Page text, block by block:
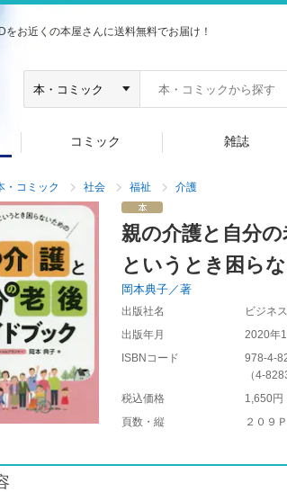
お近くの本屋さんに送料無料でお届け！
コミック 雑誌
・コミック 社会 福祉 介護
親の介護と自分
というとき困ら
岡本典子／著
出版社名
ビジネ
出版年月
2020年
ISBNコード
978-4-
（4-
税込価格
1,650円
頁数・縦
２０９